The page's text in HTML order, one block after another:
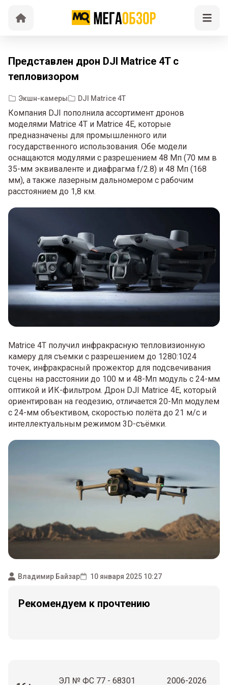
Представлен дрон DJI Matrice 4T с
тепловизором
Экшн-камеры DJI Matrice 4T
Компания DJI пополнила ассортимент дронов
моделями Matrice 4T и Matrice 4E, которые
предназначены для промышленного или
государственного использования. Обе модели
оснащаются модулями с разрешением 48 Мп (70 мм в
35-мм эквиваленте и диафрагма f/2.8) и 48 Мп (168
мм), а также лазерным дальномером с рабочим
расстоянием до 1,8 км.
Matrice 4T получил инфракрасную тепловизионную
камеру для съемки с разрешением до 1280:1024
точек, инфракрасный прожектор для подсвечивания
сцены на расстоянии до 100 м и 48-Мп модуль с 24-мм
оптикой и ИК-фильтром. Дрон DJI Matrice 4E, который
ориентирован на геодезию, отличается 20-Мп модулем
с 24-мм объективом, скоростью полёта до 21 м/с и
интеллектуальным режимом 3D-съёмки.
Владимир Байзар 10 января 2025 10:27
Рекомендуем к прочтению
ЭЛ № ФС 77 - 68301 2006-2026